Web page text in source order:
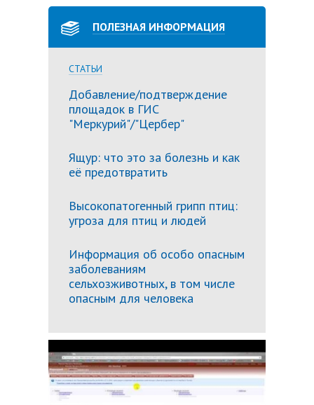
ПОЛЕЗНАЯ ИНФОРМАЦИЯ
СТАТЬИ
Добавление/подтверждение
площадок в ГИС
"Меркурий"/"Цербер"
Ящур: что это за болезнь и как
её предотвратить
Высокопатогенный грипп птиц:
угроза для птиц и людей
Информация об особо опасным
заболеваниям
сельхозживотных, в том числе
опасным для человека